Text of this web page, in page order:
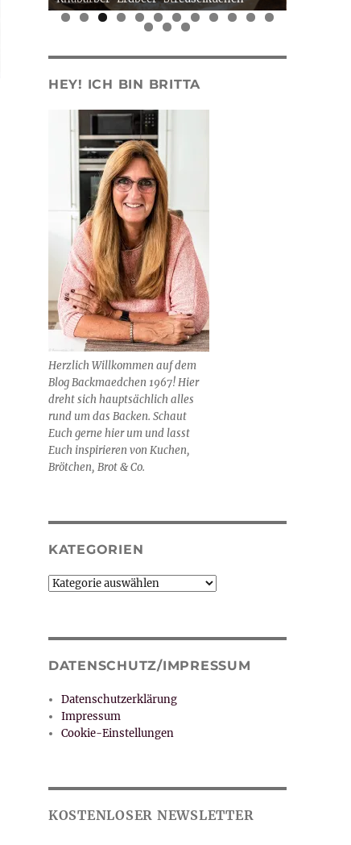
0
1 2
3 4 5
HEY! ICH BIN BRITTA
Herzlich Willkommen auf dem
Blog Backmaedchen 1967! Hier
dreht sich hauptsächlich alles
rund um das Backen. Schaut
Euch gerne hier um und lasst
Euch inspirieren von Kuchen,
Brötchen, Brot & Co.
KATEGORIEN
Kategorien
DATENSCHUTZ/IMPRESSUM
Datenschutzerklärung
Impressum
Cookie-Einstellungen